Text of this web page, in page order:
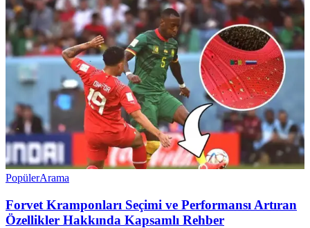
PopülerArama
Forvet Kramponları Seçimi ve Performansı Artıran
Özellikler Hakkında Kapsamlı Rehber